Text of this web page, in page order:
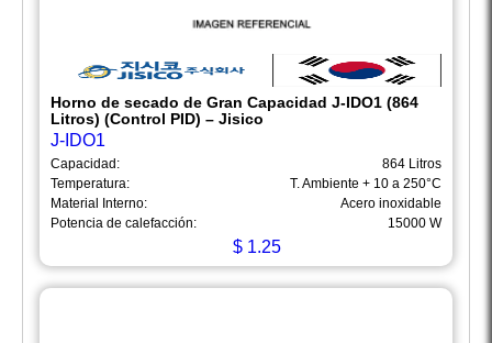
Horno de secado de Gran Capacidad J-IDO1 (864
Litros) (Control PID) – Jisico
J-IDO1
Capacidad:
864 Litros
Temperatura:
T. Ambiente + 10 a 250°C
Material Interno:
Acero inoxidable
Potencia de calefacción:
15000 W
$ 1.25